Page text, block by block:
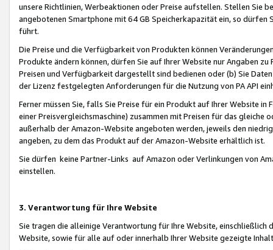
unsere Richtlinien, Werbeaktionen oder Preise aufstellen. Stellen Sie
angebotenen Smartphone mit 64 GB Speicherkapazität ein, so dürfen
führt.
Die Preise und die Verfügbarkeit von Produkten können
Produkte ändern können, dürfen Sie auf Ihrer Website nur Angaben
Preisen und Verfügbarkeit dargestellt sind bedienen oder (b) Sie
der Lizenz festgelegten Anforderungen für die Nutzung von PA API
Ferner müssen Sie, falls Sie Preise für ein Produkt auf Ihrer Website
einer Preisvergleichsmaschine) zusammen mit Preisen für das
außerhalb der Amazon-Website angeboten werden, jeweils den
angeben, zu dem das Produkt auf der Amazon-Website erhältlich ist.
Sie dürfen keine Partner-Links auf Amazon oder Verlinkungen von
einstellen.
3. Verantwortung für Ihre Website
Sie tragen die alleinige Verantwortung für Ihre Website,
Website, sowie für alle auf oder innerhalb Ihrer Website gezeigte